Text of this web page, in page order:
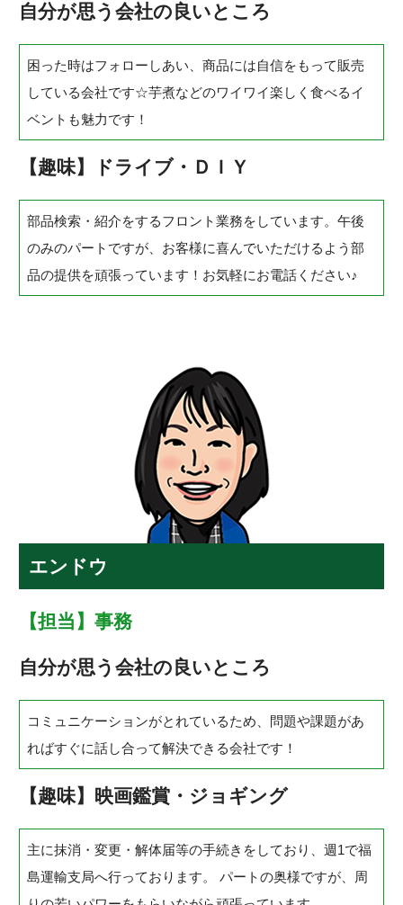
自分が思う会社の良いところ
困った時はフォローしあい、商品には自信をもって販売
している会社です☆芋煮などのワイワイ楽しく食べるイ
ベントも魅力です！
【趣味】ドライブ・ＤＩＹ
部品検索・紹介をするフロント業務をしています。午後
のみのパートですが、お客様に喜んでいただけるよう部
品の提供を頑張っています！お気軽にお電話ください♪
エンドウ
【担当】事務
自分が思う会社の良いところ
コミュニケーションがとれているため、問題や課題があ
ればすぐに話し合って解決できる会社です！
【趣味】映画鑑賞・ジョギング
主に抹消・変更・解体届等の手続きをしており、週1で福
島運輸支局へ行っております。 パートの奥様ですが、周